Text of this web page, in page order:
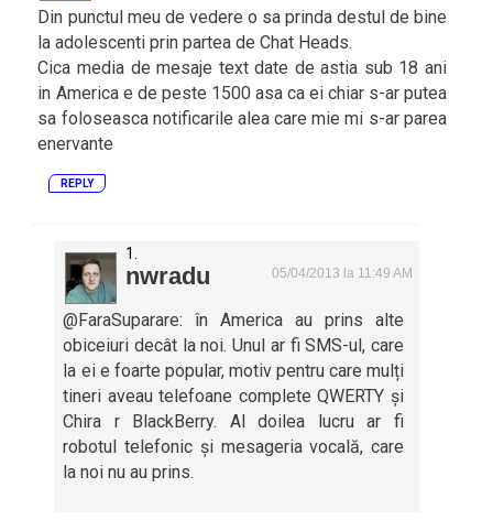
Din punctul meu de vedere o sa prinda destul de bine
la adolescenti prin partea de Chat Heads.
Cica media de mesaje text date de astia sub 18 ani
in America e de peste 1500 asa ca ei chiar s-ar putea
sa foloseasca notificarile alea care mie mi s-ar parea
enervante
REPLY
nwradu 05/04/2013 la 11:49 AM
@FaraSuparare: în America au prins alte
obiceiuri decât la noi. Unul ar fi SMS-ul, care
la ei e foarte popular, motiv pentru care mulți
tineri aveau telefoane complete QWERTY și
Chira r BlackBerry. Al doilea lucru ar fi
robotul telefonic și mesageria vocală, care
la noi nu au prins.